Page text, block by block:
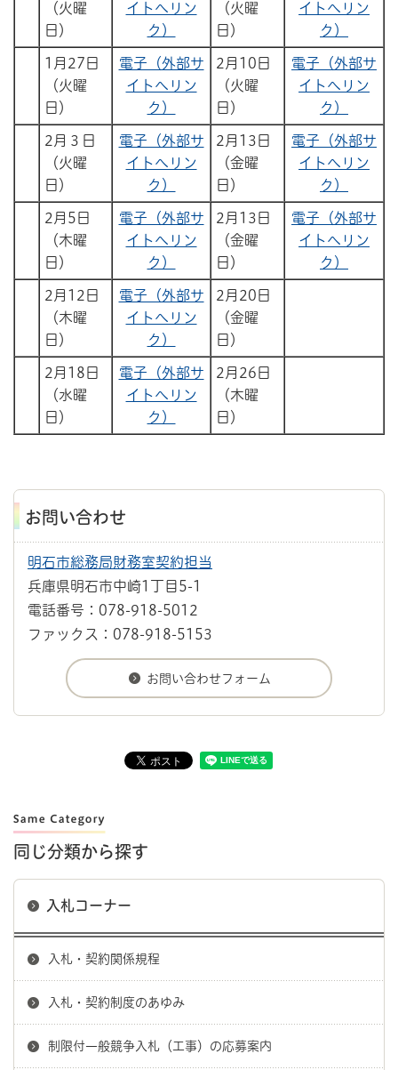
（火曜
日）
イトへリン
ク）
（火曜
日）
イトへリン
ク）
1月27日
（火曜
日）
電子（外部サ
イトへリン
ク）
2月10日
（火曜
日）
電子（外部サ
イトへリン
ク）
2月３日
（火曜
日）
電子（外部サ
イトへリン
ク）
2月13日
（金曜
日）
電子（外部サ
イトへリン
ク）
2月5日
（木曜
日）
電子（外部サ
イトへリン
ク）
2月13日
（金曜
日）
電子（外部サ
イトへリン
ク）
2月12日
（木曜
日）
電子（外部サ
イトへリン
ク）
2月20日
（金曜
日）
2月18日
（水曜
日）
電子（外部サ
イトへリン
ク）
2月26日
（木曜
日）
お問い合わせ
明石市総務局財務室契約担当
兵庫県明石市中崎1丁目5-1
電話番号：078-918-5012
ファックス：078-918-5153
同じ分類から探す
入札コーナー
入札・契約関係規程
入札・契約制度のあゆみ
制限付一般競争入札（工事）の応募案内